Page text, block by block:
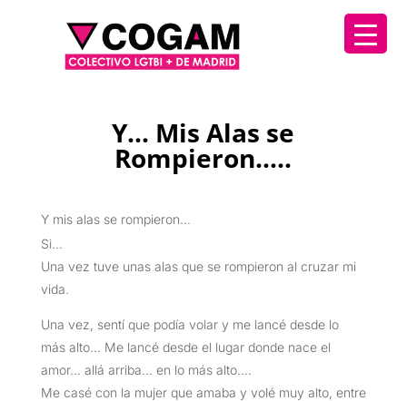
Y… Mis Alas se
Rompieron…..
Y mis alas se rompieron…
Si…
Una vez tuve unas alas que se rompieron al cruzar mi
vida.
Una vez, sentí que podía volar y me lancé desde lo
más alto… Me lancé desde el lugar donde nace el
amor… allá arriba… en lo más alto….
Me casé con la mujer que amaba y volé muy alto, entre